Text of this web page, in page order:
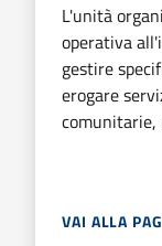
L'unità
operativa
gestire
erogare
comunitarie,
VAI ALLA